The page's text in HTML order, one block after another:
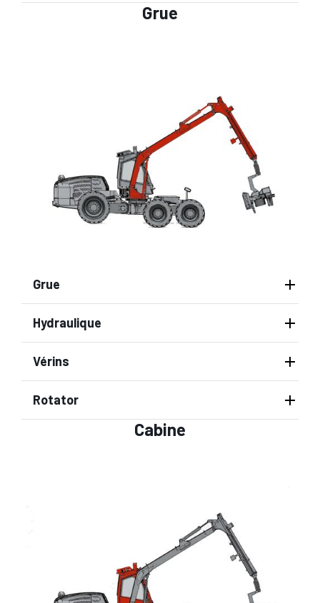
Grue
Grue
Hydraulique
Vérins
Rotator
Cabine